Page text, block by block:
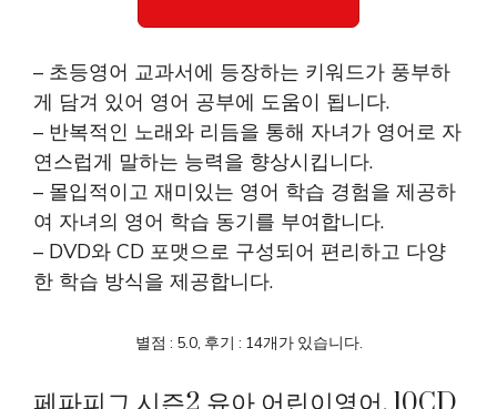
– 초등영어 교과서에 등장하는 키워드가 풍부하
게 담겨 있어 영어 공부에 도움이 됩니다.
– 반복적인 노래와 리듬을 통해 자녀가 영어로 자
연스럽게 말하는 능력을 향상시킵니다.
– 몰입적이고 재미있는 영어 학습 경험을 제공하
여 자녀의 영어 학습 동기를 부여합니다.
– DVD와 CD 포맷으로 구성되어 편리하고 다양
한 학습 방식을 제공합니다.
별점 : 5.0, 후기 : 14개가 있습니다.